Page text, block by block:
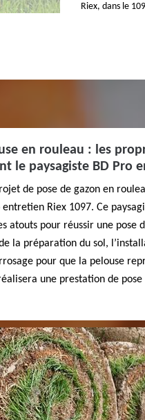
Riex, dans le
en rouleau : les
le paysagiste BD Pro
de pose de gazon en
Riex 1097. Ce
atouts pour réussir une pose
la préparation du sol,
pour que la pelouse
une prestation de